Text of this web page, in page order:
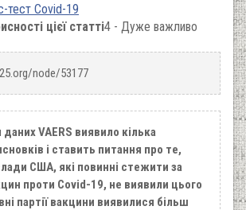
тест Covid-19
цієї статті4 - Дуже важливо
node/53177
VAERS виявило кілька
і ставить питання про те,
США, які повинні стежити за
проти Covid-19, не виявили цього
партії вакцини виявилися більш